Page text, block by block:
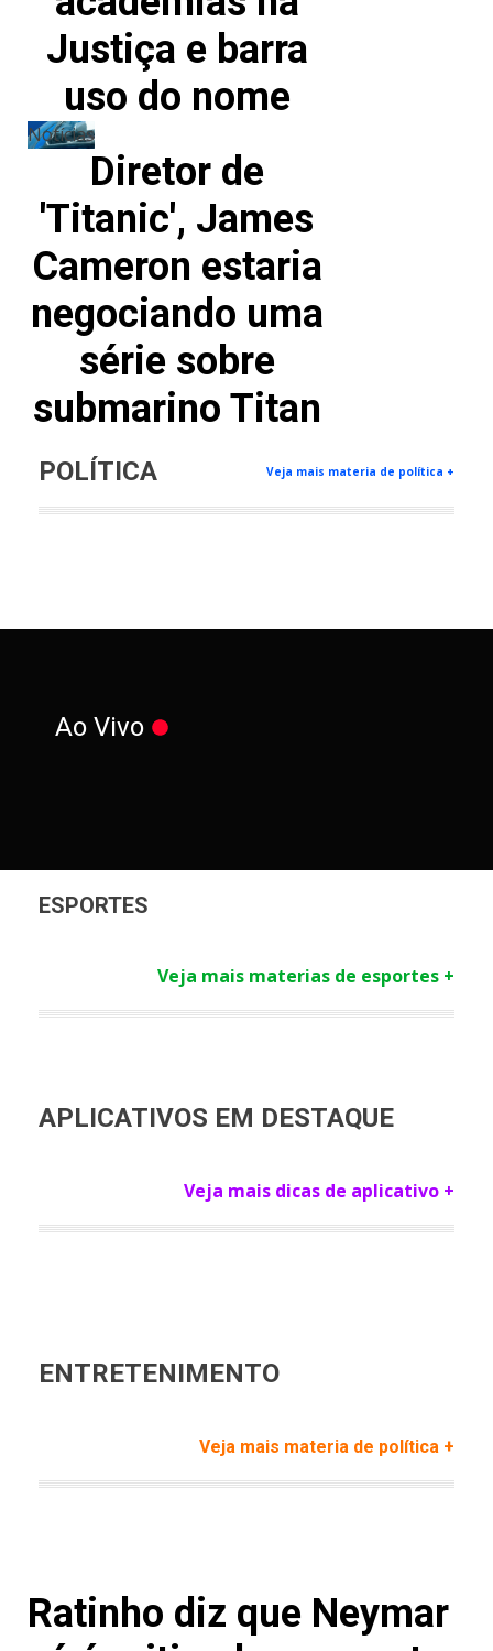
Justiça e barra
uso do nome
Notícias
Diretor de
'Titanic', James
Cameron estaria
negociando uma
série sobre
submarino Titan
POLÍTICA Veja mais materia de política +
Ao Vivo
ESPORTES
Veja mais materias de esportes +
APLICATIVOS EM DESTAQUE
Veja mais dicas de aplicativo +
ENTRETENIMENTO
Veja mais materia de política +
Ratinho diz que Neymar